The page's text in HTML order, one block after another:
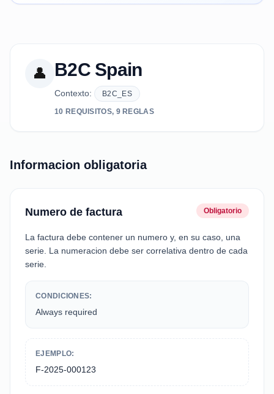
👤 B2C Spain
Contexto: B2C_ES
10 REQUISITOS, 9 REGLAS
Informacion obligatoria
Numero de factura Obligatorio
La factura debe contener un numero y, en su caso, una
serie. La numeracion debe ser correlativa dentro de cada
serie.
CONDICIONES:
Always required
EJEMPLO:
F-2025-000123